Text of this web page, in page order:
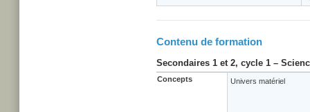
Contenu de formation
Secondaires 1 et 2, cycle 1 –
Concepts Univers matériel